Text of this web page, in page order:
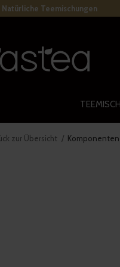
Natürliche Teemischungen
zur Übersicht Komponenten